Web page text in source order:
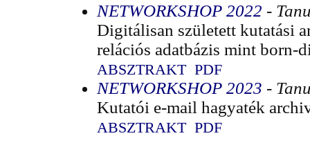
NETWORKSHOP 2022 -
Digitálisan született kutatási
relációs adatbázis mint born-
ABSZTRAKT PDF
NETWORKSHOP 2023 -
Kutatói e-mail hagyaték
ABSZTRAKT PDF